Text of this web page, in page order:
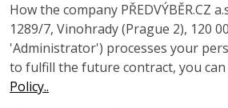
How the company PŘEDVÝBĚR.CZ
1289/7, Vinohrady (Prague 2), 120
'Administrator') processes your
to fulfill the future contract, you can
Policy..